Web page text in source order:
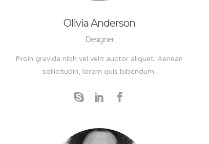
Olivia Anderson
Designer
Proin gravida nibh vel velit auctor aliquet. Aenean
sollicitudin, lorem quis bibendum.